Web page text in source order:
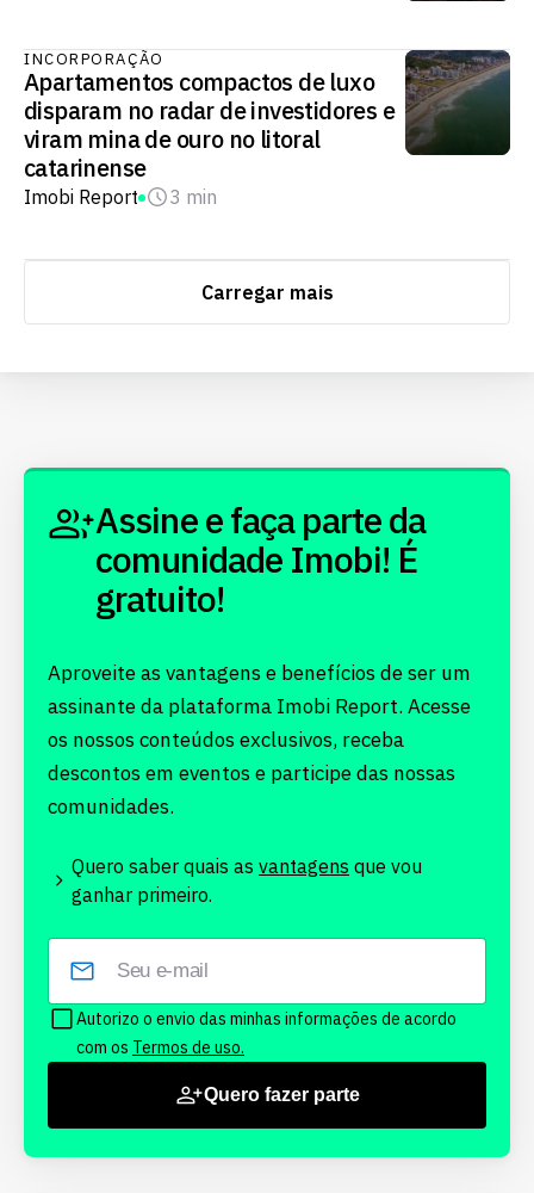
INCORPORAÇÃO
Apartamentos compactos de luxo
disparam no radar de investidores e
viram mina de ouro no litoral
catarinense
Imobi Report 3 min
Carregar mais
Assine e faça parte da
comunidade Imobi! É
gratuito!
Aproveite as vantagens e benefícios de ser um
assinante da plataforma Imobi Report. Acesse
os nossos conteúdos exclusivos, receba
descontos em eventos e participe das nossas
comunidades.
Quero saber quais as vantagens que vou
ganhar primeiro.
Autorizo o envio das minhas informações de acordo
com os Termos de uso.
Quero fazer parte